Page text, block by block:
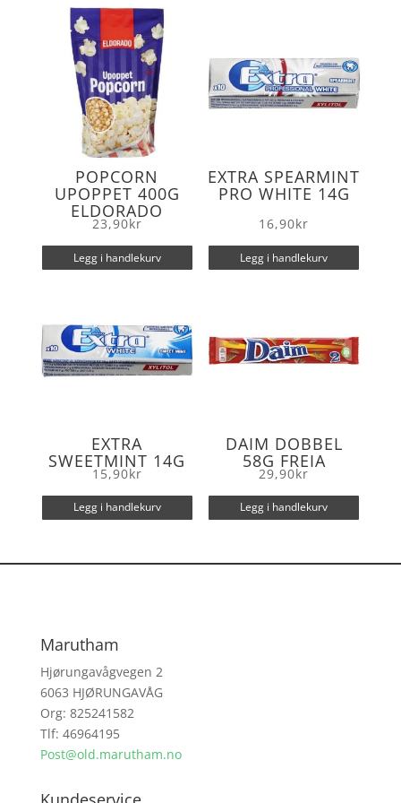
o
k
r
POPCORN
UPOPPET 400G
ELDORADO
23,90kr
Legg i handlekurv
EXTRA SPEARMINT
PRO WHITE 14G
16,90kr
Legg i handlekurv
EXTRA
SWEETMINT 14G
15,90kr
Legg i handlekurv
DAIM DOBBEL
58G FREIA
29,90kr
Legg i handlekurv
Marutham
Hjørungavågvegen 2
6063 HJØRUNGAVÅG
Org: 825241582
Tlf: 46964195
Post@old.marutham.no